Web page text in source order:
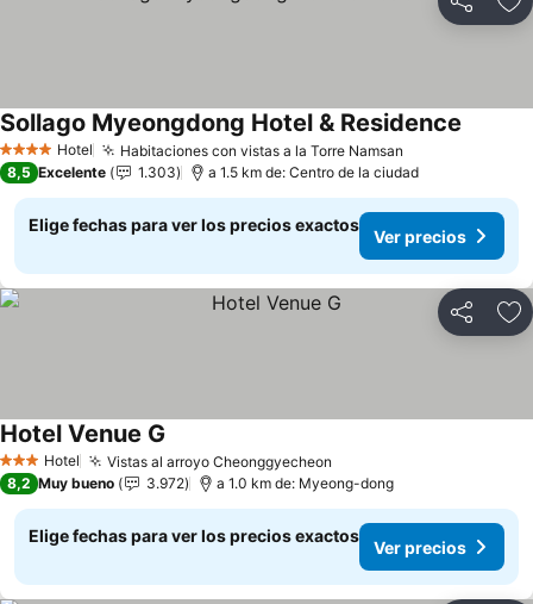
Compartir
4 EstrellasHotel Habitaciones con vistas a la Torre Namsan
Sollago Myeongdong Hotel & Residence
8,5 Excelente 1.303 a 1.5 km de: Centro de la ciudad
Elige fechas para ver los precios exactos
Ver precios
Compartir
3 Estrellas
Hotel Vistas al arroyo Cheonggyecheon
Hotel Venue G
8,2 Muy bueno 3.972 a 1.0 km de: Myeong-dong
Elige fechas para ver los precios exactos
Ver precios